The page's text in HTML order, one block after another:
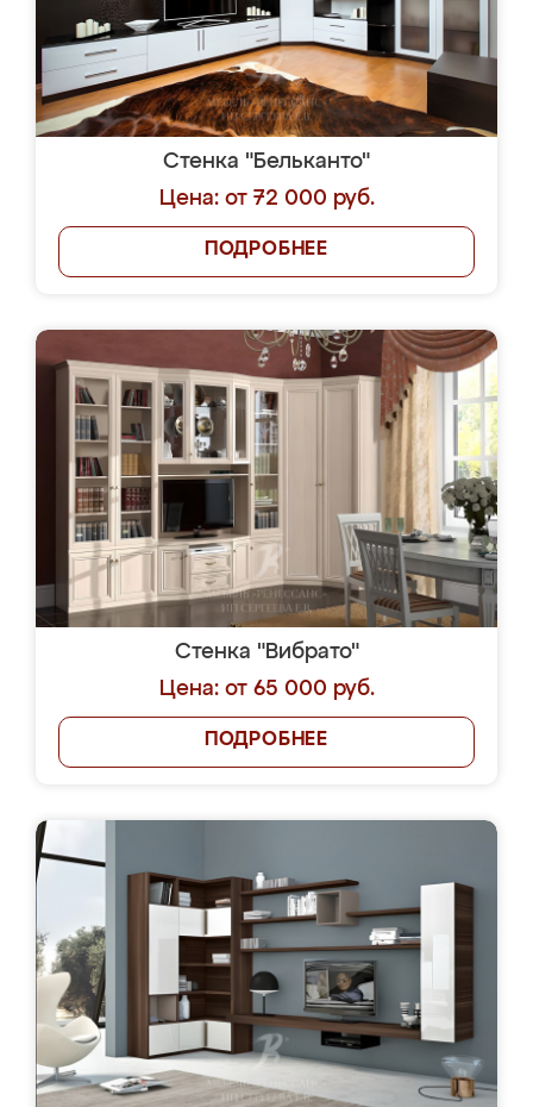
Стенка "Бельканто"
Цена: от 72 000 руб.
ПОДРОБНЕЕ
Стенка "Вибрато"
Цена: от 65 000 руб.
ПОДРОБНЕЕ